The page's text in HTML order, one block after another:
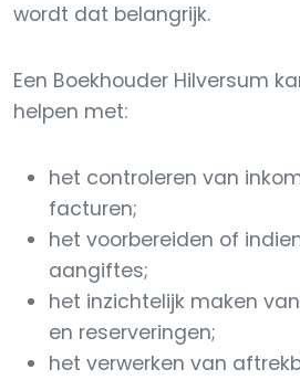
wordt dat belangrijk.
Een Boekhouder Hilversum
helpen met:
het controleren van
facturen;
het voorbereiden of
aangiftes;
het inzichtelijk maken
en reserveringen;
het verwerken van